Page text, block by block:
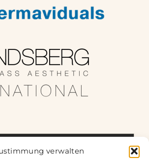
verwalten